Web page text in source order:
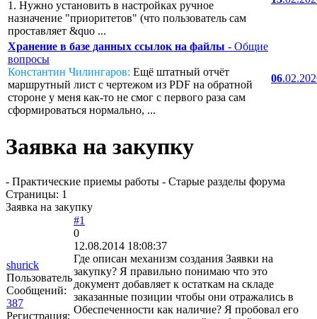
1. Нужно установить в настройках ручное
назначение "приоритетов" (что пользователь сам
проставляет &quo ...
Хранение в базе данных ссылок на файлы - Общие
вопросы
Константин Чилингаров: Ещё штатный отчёт
маршрутный лист с чертежом из PDF на обратной
стороне у меня как-то не смог с первого раза сам
сформироваться нормально, ...
06
Заявка на закупку
- Практические приемы работы - Старые разделы форума
Страницы: 1
Заявка на закупку
shurick
Пользователь
Сообщений:
387
Регистрация:
#1
0
12.08.2014 18:08:37
Где описан механизм создания Заявки на
закупку? Я правильно понимаю что это
документ добавляет к остаткам на складе
заказанные позиции чтобы они отражались в
Обеспеченности как наличие? Я пробовал его